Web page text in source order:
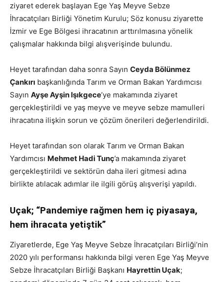
ziyaret ederek başlayan Ege Yaş Meyve Sebze
İhracatçıları Birliği Yönetim Kurulu; Söz konusu ziyarette
İzmir ve Ege Bölgesi ihracatının arttırılmasına yönelik
çalışmalar hakkında bilgi alışverişinde bulundu.
Heyet tarafından daha sonra Sayın Ceyda Bölünmez
Çankırı başkanlığında Tarım ve Orman Bakan Yardımcısı
Sayın Ayşe Ayşin Işıkgece’ye makamında ziyaret
gerçekleştirildi ve yaş meyve ve meyve sebze mamulleri
ihracatına ilişkin sorun ve çözüm önerileri değerlendirildi.
Heyet tarafından son olarak Tarım ve Orman Bakan
Yardımcısı Mehmet Hadi Tunç’a makamında ziyaret
gerçekleştirildi ve sektörün daha ileri gitmesi adına
birlikte atılacak adımlar ile ilgili görüş alışverişi yapıldı.
Uçak; “Pandemiye rağmen hem iç piyasaya,
hem ihracata yetiştik”
Ziyaretlerde, Ege Yaş Meyve Sebze İhracatçıları Birliği’nin
2020 yılı performansı hakkında bilgi veren Ege Yaş Meyve
Sebze İhracatçıları Birliği Başkanı Hayrettin Uçak;